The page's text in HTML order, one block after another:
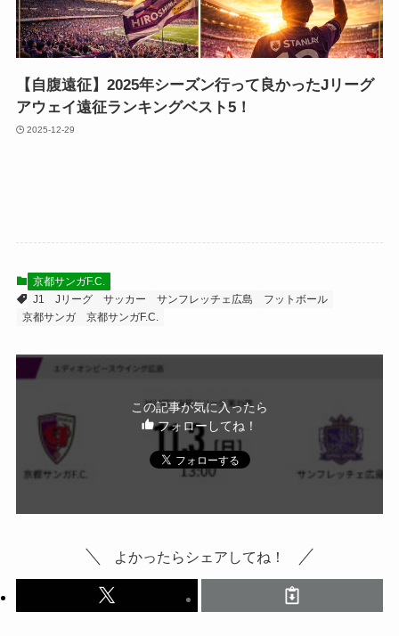
【自腹遠征】2025年シーズン行って良かったJリーグ
アウェイ遠征ランキングベスト5！
2025-12-29
京都サンガF.C.
J1
Jリーグ サッカー サンフレッチェ広島
フットボール
京都サンガ
京都サンガF.C.
この記事が気に入ったら
フォローしてね！
よかったらシェアしてね！